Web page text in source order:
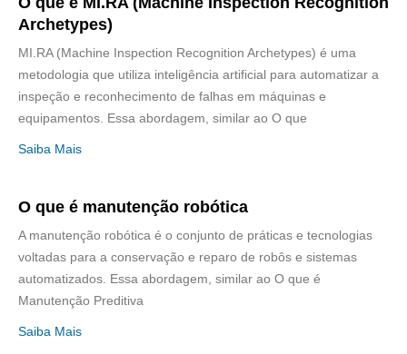
Archetypes)
MI.RA (Machine Inspection Recognition Archetypes) é uma
metodologia que utiliza inteligência artificial para automatizar a
inspeção e reconhecimento de falhas em máquinas e
equipamentos. Essa abordagem, similar ao O que
Saiba Mais
O que é manutenção robótica
A manutenção robótica é o conjunto de práticas e tecnologias
voltadas para a conservação e reparo de robôs e sistemas
automatizados. Essa abordagem, similar ao O que é
Manutenção Preditiva
Saiba Mais